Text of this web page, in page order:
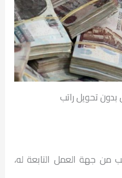
تحويل راتب
من جهة العمل التابعة له،